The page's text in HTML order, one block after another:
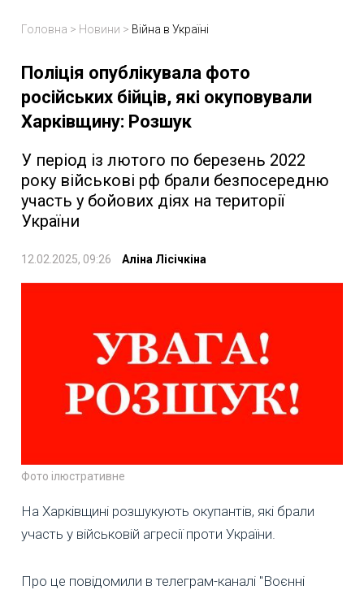
Головна > Новини > Війна в Україні
Поліція опублікувала фото
російських бійців, які окуповували
Харківщину: Розшук
У період із лютого по березень 2022
року військові рф брали безпосередню
участь у бойових діях на території
України
12.02.2025, 09:26 Аліна Лісічкіна
Фото ілюстративне
На Харківщині розшукують окупантів, які брали
участь у військовій агресії проти України.
Про це повідомили в телеграм-каналі "Воєнні